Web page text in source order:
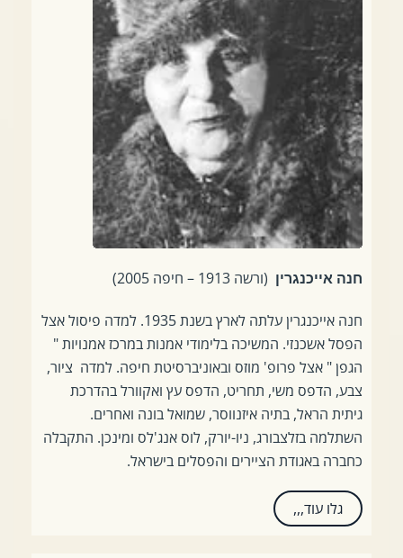
חנה אייכנגרין (ורשה 1913 – חיפה 2005)
חנה אייכנגרין עלתה לארץ בשנת 1935. למדה פיסול אצל
הפסל אשכנזי. המשיכה בלימודי אמנות במרכז אמנויות "
הגפן " אצל פרופ' מוזס ובאוניברסיטת חיפה. למדה ציור,
צבע, הדפס משי, תחריט, הדפס עץ ואקוורל בהדרכת
גיתית הראל, בתיה איזנווסר, שמואל בונה ואחרים.
השתלמה בזלצבורג, ניו-יורק, לוס אנג'לס ומינכן. התקבלה
כחברה באגודת הציירים והפסלים בישראל.
גלו עוד,,,